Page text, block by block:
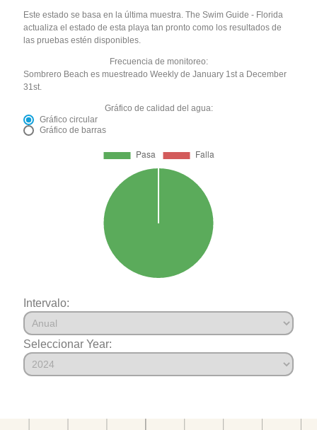
Este estado se basa en la última muestra. The Swim Guide - Florida
actualiza el estado de esta playa tan pronto como los resultados de
las pruebas estén disponibles.
Frecuencia de monitoreo:
Sombrero Beach es muestreado Weekly de January 1st a December
31st.
Gráfico de calidad del agua:
Gráfico circular
Gráfico de barras
Intervalo:
Seleccionar Year: